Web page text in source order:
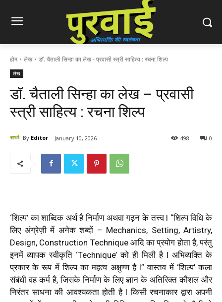
होम लेख डॉ. चैताली सिन्हा का लेख - प्रवासी स्त्री साहित्य : रचना शिल्प
लेख
डॉ. चैताली सिन्हा का लेख – प्रवासी
स्त्री साहित्य : रचना शिल्प
By Editor January 10, 2026 0
498
‘शिल्प’ का शाब्दिक अर्थ है निर्माण अथवा गढ़न के तत्त्व l “शिल्प विधि के
लिए अंग्रेज़ी में अनेक शब्दों – Mechanics, Setting, Artistry,
Design, Construction Technique आदि का प्रयोग होता है, परंतु
इनमें व्यापक स्वीकृति ‘Technique’ को ही मिली है l अभिव्यक्ति के
प्रकार के रूप में शिल्प का महत्व अक्षुण्ण है l” वास्तव में ‘शिल्प’ कला
संबंधी वह कर्म है, जिसके निर्माण के लिए ज्ञान के अतिरिक्त कौशल और
निरंतर साधना की आवश्यकता होती है l किसी रचनाकार द्वारा अपनी